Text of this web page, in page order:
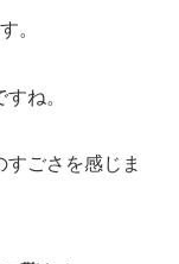
。
ね。
ごさを感じま